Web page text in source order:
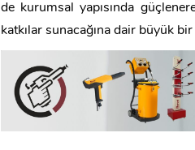
de kurumsal yapısında
katkılar sunacağına dair büyük